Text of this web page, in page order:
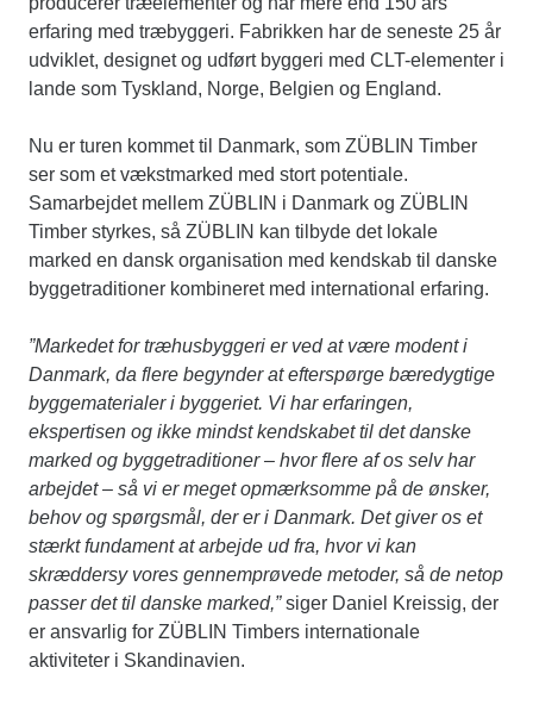
erfaring med træbyggeri. Fabrikken har de seneste 25 år
udviklet, designet og udført byggeri med CLT-elementer i
lande som Tyskland, Norge, Belgien og England.
Nu er turen kommet til Danmark, som ZÜBLIN Timber
ser som et vækstmarked med stort potentiale.
Samarbejdet mellem ZÜBLIN i Danmark og ZÜBLIN
Timber styrkes, så ZÜBLIN kan tilbyde det lokale
marked en dansk organisation med kendskab til danske
byggetraditioner kombineret med international erfaring.
”Markedet for træhusbyggeri er ved at være modent i
Danmark, da flere begynder at efterspørge bæredygtige
byggematerialer i byggeriet. Vi har erfaringen,
ekspertisen og ikke mindst kendskabet til det danske
marked og byggetraditioner – hvor flere af os selv har
arbejdet – så vi er meget opmærksomme på de ønsker,
behov og spørgsmål, der er i Danmark. Det giver os et
stærkt fundament at arbejde ud fra, hvor vi kan
skræddersy vores gennemprøvede metoder, så de netop
passer det til danske marked,”siger Daniel Kreissig, der
er ansvarlig for ZÜBLIN Timbers internationale
aktiviteter i Skandinavien.